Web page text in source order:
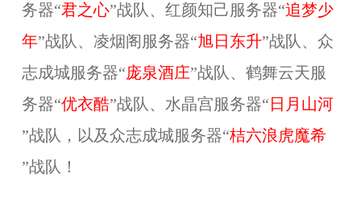
务器“君之心”战队、红颜知己服务器“追梦少
年”战队、凌烟阁服务器“旭日东升”战队、众
志成城服务器“庞泉酒庄”战队、鹤舞云天服
务器“优衣酷”战队、水晶宫服务器“ 日月山河
”战队，以及众志成城服务器“桔六浪虎魔希
”战队！